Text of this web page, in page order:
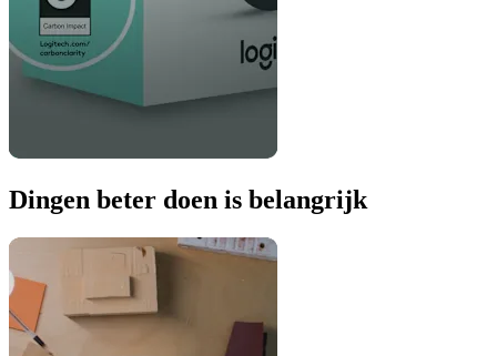
Dingen beter doen is belangrijk